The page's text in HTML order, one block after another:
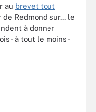
au brevet tout
Redmond sur... le
à donner
- à tout le moins -